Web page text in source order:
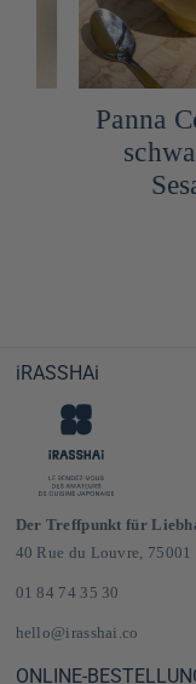
Panna
Sesam
iRASSHAi
Der Treffpunkt für
40 Rue du Louvre, 75001
01 84 74 35 30
hello@irasshai.co
ONLINE-